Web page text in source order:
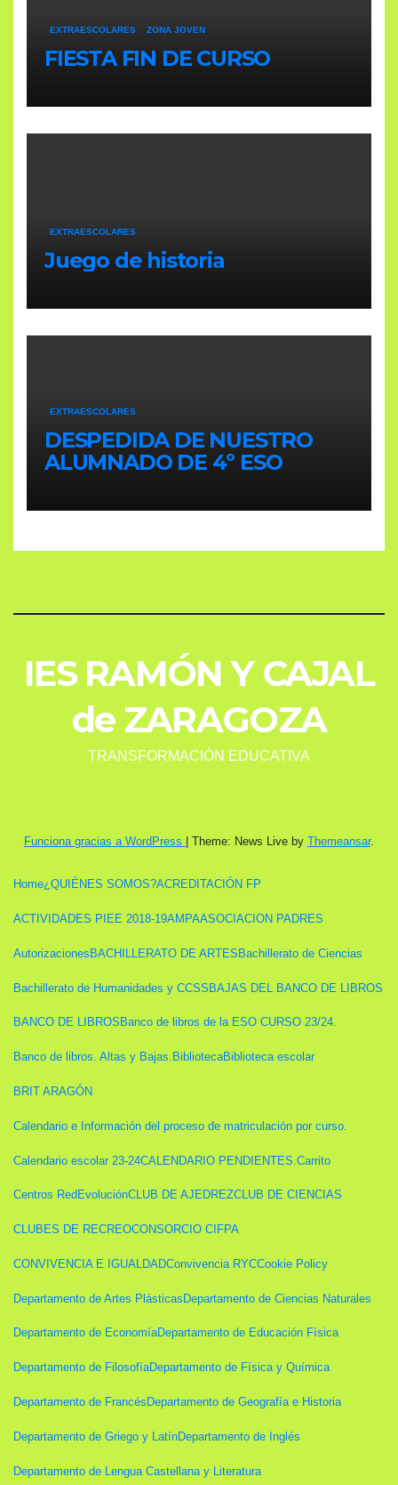
EXTRAESCOLARES ZONA JOVEN
FIESTA FIN DE CURSO
EXTRAESCOLARES
Juego de historia
EXTRAESCOLARES
DESPEDIDA DE NUESTRO
ALUMNADO DE 4º ESO
IES RAMÓN Y CAJAL
de ZARAGOZA
TRANSFORMACIÓN EDUCATIVA
Funciona gracias a WordPress Theme: News Live by Themeansar.
Home¿QUIÉNES SOMOS?ACREDITACIÓN FP
ACTIVIDADES PIEE 2018-19AMPAASOCIACION PADRES
Autorizaciones BACHILLERATO DE ARTES Bachillerato de Ciencias
Bachillerato de Humanidades y CCSSBAJAS DEL BANCO DE LIBROS
BANCO DE LIBROS Banco de libros de la ESO CURSO 23/24.
Banco de libros. Altas y Bajas. BibliotecaBiblioteca escolar
BRIT ARAGÓN
Calendario e Información del proceso de matriculación por curso.
Calendario escolar 23-24CALENDARIO PENDIENTES. Carrito
Centros RedEvoluciónCLUB DE AJEDREZCLUB DE CIENCIAS
CLUBES DE RECREOCONSORCIO CIFPA
CONVIVENCIA E IGUALDADConvivencia RYCCookie Policy
Departamento de Artes PlásticasDepartamento de Ciencias Naturales
Departamento de EconomíaDepartamento de Educación Física
Departamento de FilosofíaDepartamento de Física y Química
Departamento de Francés Departamento de Geografía e Historia
Departamento de Griego y LatínDepartamento de Inglés
Departamento de Lengua Castellana y Literatura